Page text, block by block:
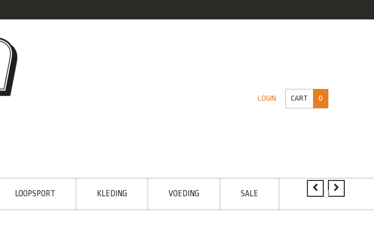
LOGIN CART 0
LOOPSPORT KLEDING VOEDING SALE